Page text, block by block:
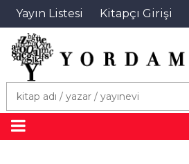
Yayın Listesi Kitapçı Girişi